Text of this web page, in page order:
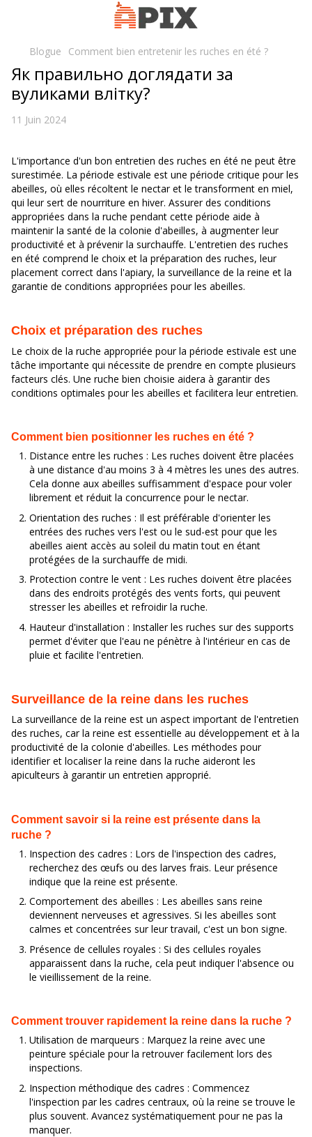
Blogue Comment bien entretenir les ruches en été ?
Як правильно доглядати за
вуликами влітку?
11 Juin 2024
L'importance d'un bon entretien des ruches en été ne peut être
surestimée. La période estivale est une période critique pour les
abeilles, où elles récoltent le nectar et le transforment en miel,
qui leur sert de nourriture en hiver. Assurer des conditions
appropriées dans la ruche pendant cette période aide à
maintenir la santé de la colonie d'abeilles, à augmenter leur
productivité et à prévenir la surchauffe. L'entretien des ruches
en été comprend le choix et la préparation des ruches, leur
placement correct dans l'apiary, la surveillance de la reine et la
garantie de conditions appropriées pour les abeilles.
Choix et préparation des ruches
Le choix de la ruche appropriée pour la période estivale est une
tâche importante qui nécessite de prendre en compte plusieurs
facteurs clés. Une ruche bien choisie aidera à garantir des
conditions optimales pour les abeilles et facilitera leur entretien.
Comment bien positionner les ruches en été ?
Distance entre les ruches : Les ruches doivent être placées
à une distance d'au moins 3 à 4 mètres les unes des autres.
Cela donne aux abeilles suffisamment d'espace pour voler
librement et réduit la concurrence pour le nectar.
Orientation des ruches : Il est préférable d'orienter les
entrées des ruches vers l'est ou le sud-est pour que les
abeilles aient accès au soleil du matin tout en étant
protégées de la surchauffe de midi.
Protection contre le vent : Les ruches doivent être placées
dans des endroits protégés des vents forts, qui peuvent
stresser les abeilles et refroidir la ruche.
Hauteur d'installation : Installer les ruches sur des supports
permet d'éviter que l'eau ne pénètre à l'intérieur en cas de
pluie et facilite l'entretien.
Surveillance de la reine dans les ruches
La surveillance de la reine est un aspect important de l'entretien
des ruches, car la reine est essentielle au développement et à la
productivité de la colonie d'abeilles. Les méthodes pour
identifier et localiser la reine dans la ruche aideront les
apiculteurs à garantir un entretien approprié.
Comment savoir si la reine est présente dans la
ruche ?
Inspection des cadres : Lors de l'inspection des cadres,
recherchez des œufs ou des larves frais. Leur présence
indique que la reine est présente.
Comportement des abeilles : Les abeilles sans reine
deviennent nerveuses et agressives. Si les abeilles sont
calmes et concentrées sur leur travail, c'est un bon signe.
Présence de cellules royales : Si des cellules royales
apparaissent dans la ruche, cela peut indiquer l'absence ou
le vieillissement de la reine.
Comment trouver rapidement la reine dans la ruche ?
Utilisation de marqueurs : Marquez la reine avec une
peinture spéciale pour la retrouver facilement lors des
inspections.
Inspection méthodique des cadres : Commencez
l'inspection par les cadres centraux, où la reine se trouve le
plus souvent. Avancez systématiquement pour ne pas la
manquer.